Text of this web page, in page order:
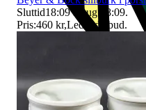
Sluttid18:09 9 aug 18:09.
Pris:460 kr,Ledande bud.